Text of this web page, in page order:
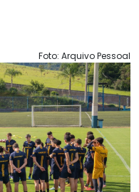
Foto: Arquivo Pessoal